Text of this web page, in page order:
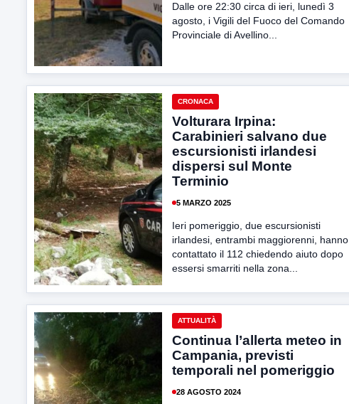
Dalle ore 22:30 circa di ieri, lunedì 3
agosto, i Vigili del Fuoco del Comando
Provinciale di Avellino...
CRONACA
Volturara Irpina:
Carabinieri salvano due
escursionisti irlandesi
dispersi sul Monte
Terminio
5 MARZO 2025
Ieri pomeriggio, due escursionisti
irlandesi, entrambi maggiorenni, hanno
contattato il 112 chiedendo aiuto dopo
essersi smarriti nella zona...
ATTUALITÀ
Continua l’allerta meteo in
Campania, previsti
temporali nel pomeriggio
28 AGOSTO 2024